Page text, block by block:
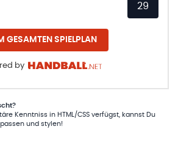
29
GESAMTEN SPIELPLAN
by
Kenntniss in HTML/CSS verfügst, kannst Du
und stylen!